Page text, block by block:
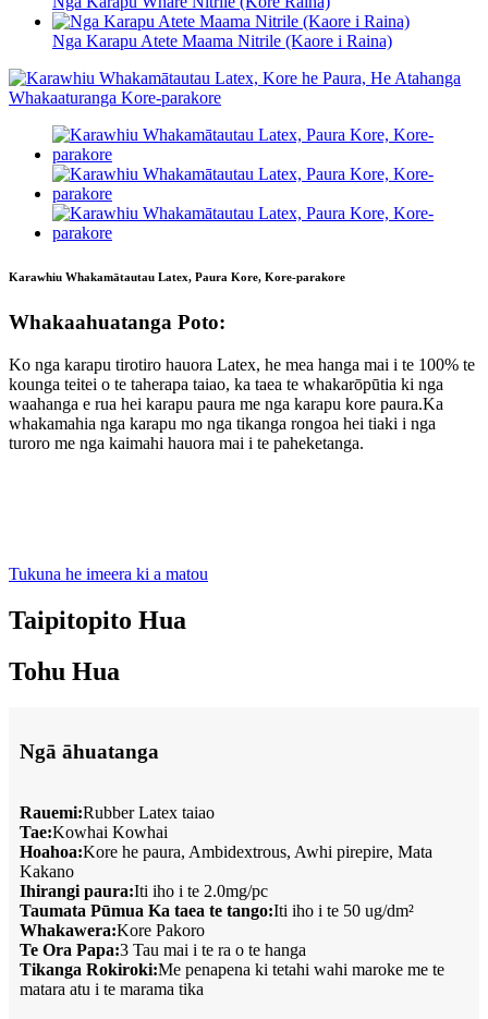
Nga Karapu Atete Maama Nitrile (Kaore i Raina)
Karawhiu Whakamātautau Latex, Paura Kore, Kore-parakore
Whakaahuatanga Poto:
Ko nga karapu tirotiro hauora Latex, he mea hanga mai i te 100% te
kounga teitei o te taherapa taiao, ka taea te whakarōpūtia ki nga
waahanga e rua hei karapu paura me nga karapu kore paura.Ka
whakamahia nga karapu mo nga tikanga rongoa hei tiaki i nga
turoro me nga kaimahi hauora mai i te paheketanga.
Tukuna he imeera ki a matou
Taipitopito Hua
Tohu Hua
Ngā āhuatanga
Rauemi:Rubber Latex taiao
Tae:Kowhai Kowhai
Hoahoa:Kore he paura, Ambidextrous, Awhi pirepire, Mata
Kakano
Ihirangi paura:Iti iho i te 2.0mg/pc
Taumata Pūmua Ka taea te tango:Iti iho i te 50 ug/dm²
Whakawera:Kore Pakoro
Te Ora Papa:3 Tau mai i te ra o te hanga
Tikanga Rokiroki:Me penapena ki tetahi wahi maroke me te
matara atu i te marama tika